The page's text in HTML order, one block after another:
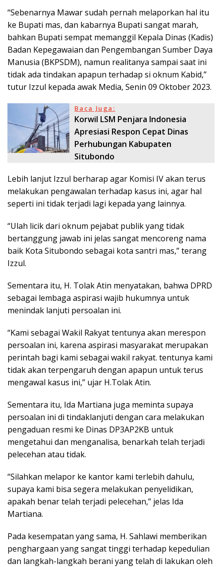
“Sebenarnya Mawar sudah pernah melaporkan hal itu
ke Bupati mas, dan kabarnya Bupati sangat marah,
bahkan Bupati sempat memanggil Kepala Dinas (Kadis)
Badan Kepegawaian dan Pengembangan Sumber Daya
Manusia (BKPSDM), namun realitanya sampai saat ini
tidak ada tindakan apapun terhadap si oknum Kabid,”
tutur Izzul kepada awak Media, Senin 09 Oktober 2023.
Baca Juga:
Korwil LSM Penjara Indonesia
Apresiasi Respon Cepat Dinas
Perhubungan Kabupaten
Situbondo
Lebih lanjut Izzul berharap agar Komisi IV akan terus
melakukan pengawalan terhadap kasus ini, agar hal
seperti ini tidak terjadi lagi kepada yang lainnya.
“Ulah licik dari oknum pejabat publik yang tidak
bertanggung jawab ini jelas sangat mencoreng nama
baik Kota Situbondo sebagai kota santri mas,” terang
Izzul.
Sementara itu, H. Tolak Atin menyatakan, bahwa DPRD
sebagai lembaga aspirasi wajib hukumnya untuk
menindak lanjuti persoalan ini.
“Kami sebagai Wakil Rakyat tentunya akan merespon
persoalan ini, karena aspirasi masyarakat merupakan
perintah bagi kami sebagai wakil rakyat. tentunya kami
tidak akan terpengaruh dengan apapun untuk terus
mengawal kasus ini,” ujar H.Tolak Atin.
Sementara itu, Ida Martiana juga meminta supaya
persoalan ini di tindaklanjuti dengan cara melakukan
pengaduan resmi ke Dinas DP3AP2KB untuk
mengetahui dan menganalisa, benarkah telah terjadi
pelecehan atau tidak.
“Silahkan melapor ke kantor kami terlebih dahulu,
supaya kami bisa segera melakukan penyelidikan,
apakah benar telah terjadi pelecehan,” jelas Ida
Martiana.
Pada kesempatan yang sama, H. Sahlawi memberikan
penghargaan yang sangat tinggi terhadap kepedulian
dan langkah-langkah berani yang telah di lakukan oleh